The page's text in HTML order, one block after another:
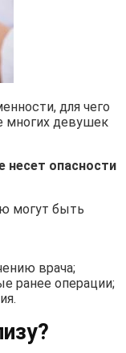
для чего
многих девушек
несет опасности
могут быть
врача;
ранее операции;